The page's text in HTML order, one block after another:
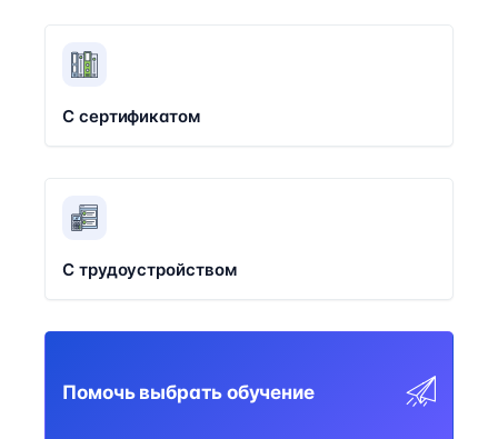
С сертификатом
С трудоустройством
Помочь выбрать обучение